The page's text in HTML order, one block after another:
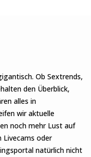
Ob Sextrends,
den Überblick,
alles in
wir aktuelle
noch mehr Lust auf
Livecams oder
natürlich nicht